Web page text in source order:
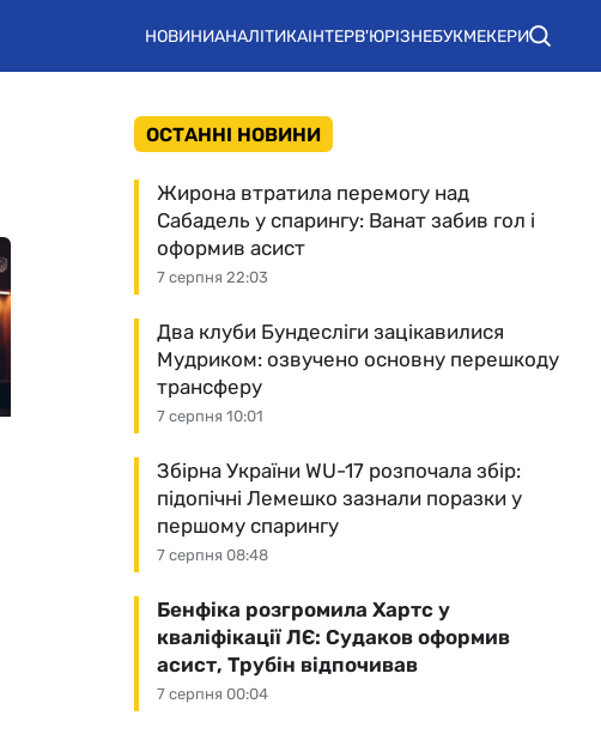
НОВИНИАНАЛІТИКАІНТЕРВ'ЮРІЗНЕБУКМЕКЕРИ
ОСТАННІ НОВИНИ
7 серпня 22:03
Жирона втратила перемогу над
Сабадель у спарингу: Ванат забив гол і
оформив асист
7 серпня 10:01
Два клуби Бундесліги зацікавилися
Мудриком: озвучено основну перешкоду
трансферу
7 серпня 08:48
Збірна України WU-17 розпочала збір:
підопічні Лемешко зазнали поразки у
першому спарингу
7 серпня 00:04
Бенфіка розгромила Хартс у
кваліфікації ЛЄ: Судаков оформив
асист, Трубін відпочивав